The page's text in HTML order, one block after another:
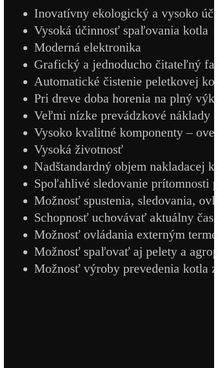
Inovatívny ekologický a vysoko
Vysoká účinnosť spaľovania kotla
Moderná elektronika
Grafický a jednoducho čitateľný
Automatické čistenie peletkovej
Pri dreve doba horenia na plný
Veľmi nízke prevádzkové náklady
Vysoko kvalitné komponenty –
Vysoká životnosť
Nadštandardný objem nakladacej
Spoľahlivé sledovanie prítomnosti
Možnosť spustenia, sledovania,
Schopnosť uchovávať aktuálny
Možnosť ovládania externým
Možnosť spaľovať aj pelety a
Možnosť výroby prevedenia kotla